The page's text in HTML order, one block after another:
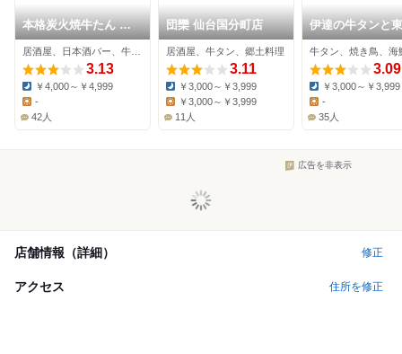
本格炭火焼牛たん 居
酒屋 集合郎 本店
3.13
Dinner:
￥4,000～￥4,999
Lunch:
-
42人
団欒 仙台国分町店
居酒屋、牛タン、郷土料理
3.11
Dinner:
￥3,000～￥3,999
Lunch:
￥3,000～￥3,999
11人
伊達の牛タンと
土料理 善之助
牛タン、焼き鳥、海
3.09
Dinner:
￥3,000～￥3,999
Lunch:
-
35人
広告を非表示
店舗情報（詳細） 修正
アクセス 住所を修正